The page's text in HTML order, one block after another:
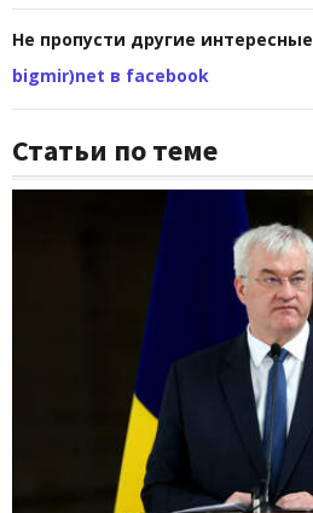
Не пропусти другие
bigmir)net в facebook
Статьи по теме